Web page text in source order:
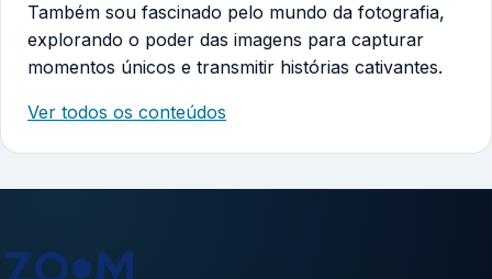
Também sou fascinado pelo mundo da fotografia,
explorando o poder das imagens para capturar
momentos únicos e transmitir histórias cativantes.
Ver todos os conteúdos